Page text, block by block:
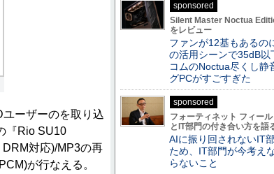
ーザーのを取り込
『Rio SU10
対応)/MP3の再
が行なえる。
sponsored
Silent Master Noctua
をレビュー
ファンが12基もあるの
の活用シーンで35dB以
コムのNoctua尽くし静
グPCがすごすぎた
sponsored
フォーティネット フィール
とIT部門の付き合い方を語
AIに振り回されないIT
ため、IT部門が今考え
らないこと